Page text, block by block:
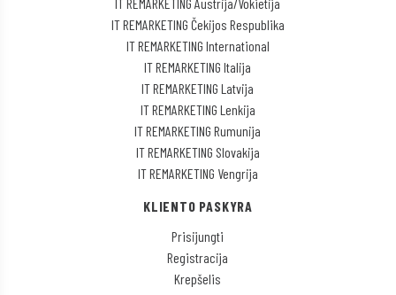
IT REMARKETING Čekijos Respublika
IT REMARKETING International
IT REMARKETING Italija
IT REMARKETING Latvija
IT REMARKETING Lenkija
IT REMARKETING Rumunija
IT REMARKETING Slovakija
IT REMARKETING Vengrija
KLIENTO PASKYRA
Prisijungti
Registracija
Krepšelis